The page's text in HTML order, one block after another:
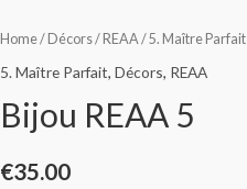
Home/ Décors/ REAA /5. Maître Parfait
5. Maître Parfait, Décors, REAA
Bijou REAA 5
€35.00